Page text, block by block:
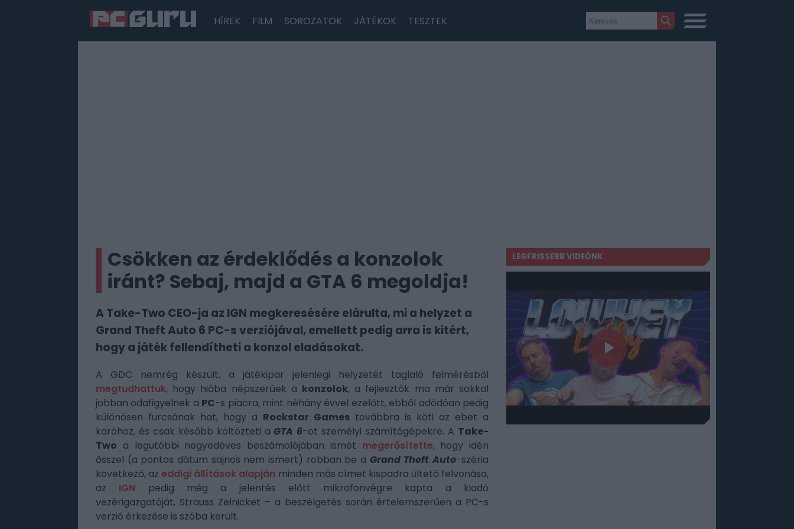
HÍREK FILM SOROZATOK JÁTÉKOK TESZTEK
Csökken az érdeklődés a konzolok
iránt? Sebaj, majd a GTA 6 megoldja!
A Take-Two CEO-ja az IGN megkeresésére elárulta, mi a helyzet a
Grand Theft Auto 6 PC-s verziójával, emellett pedig arra is kitért,
hogy a játék fellendítheti a konzol eladásokat.
A GDC nemrég készült, a játékipar jelenlegi helyzetét taglaló felmérésből
megtudhattuk, hogy hiába népszerűek a konzolok, a fejlesztők ma már sokkal
jobban odafigyelnek a PC-s piacra, mint néhány évvel ezelőtt, ebből adódóan pedig
különösen furcsának hat, hogy a Rockstar Games továbbra is köti az ebet a
karóhoz, és csak később költözteti a GTA 6-ot személyi számítógépekre. A Take-
Two a legutóbbi negyedéves beszámolójában ismét megerősítette, hogy idén
ősszel (a pontos dátum sajnos nem ismert) robban be a Grand Theft Auto-széria
következő, azeddigi állítások alapján minden más címet kispadra ültető felvonása,
az IGN pedig még a jelentés előtt mikrofonvégre kapta a kiadó
vezérigazgatóját, Strauss Zelnicket – a beszélgetés során értelemszerűen a PC-s
verzió érkezése is szóba került.
LEGFRISSEBB VIDEÓNK